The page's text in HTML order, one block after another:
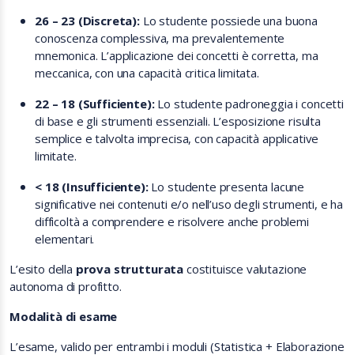
26 – 23 (Discreta):Lo studente possiede una buona
conoscenza complessiva, ma prevalentemente
mnemonica. L’applicazione dei concetti è corretta, ma
meccanica, con una capacità critica limitata.
22 – 18 (Sufficiente):Lo studente padroneggia i concetti
di base e gli strumenti essenziali. L’esposizione risulta
semplice e talvolta imprecisa, con capacità applicative
limitate.
< 18 (Insufficiente):Lo studente presenta lacune
significative nei contenuti e/o nell’uso degli strumenti, e ha
difficoltà a comprendere e risolvere anche problemi
elementari.
L’esito della prova strutturata costituisce valutazione
autonoma di profitto.
Modalità di esame
L’esame, valido per entrambi i moduli (Statistica + Elaborazione